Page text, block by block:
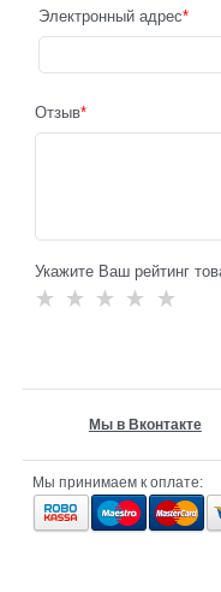
Электронный адрес
Отзыв
Укажите Ваш рейтинг
Мы в Вконтакте
Мы принимаем к оплате: